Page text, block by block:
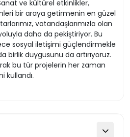
ve kültürel etkinlikler,
bir araya getirmenin en güzel
vatandaşlarımızla olan
daha da pekiştiriyor. Bu
sosyal iletişimi güçlendirmekle
birlik duygusunu da artırıyoruz.
bu tür projelerin her zaman
kullandı.